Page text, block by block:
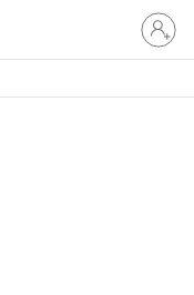
Log
på
din